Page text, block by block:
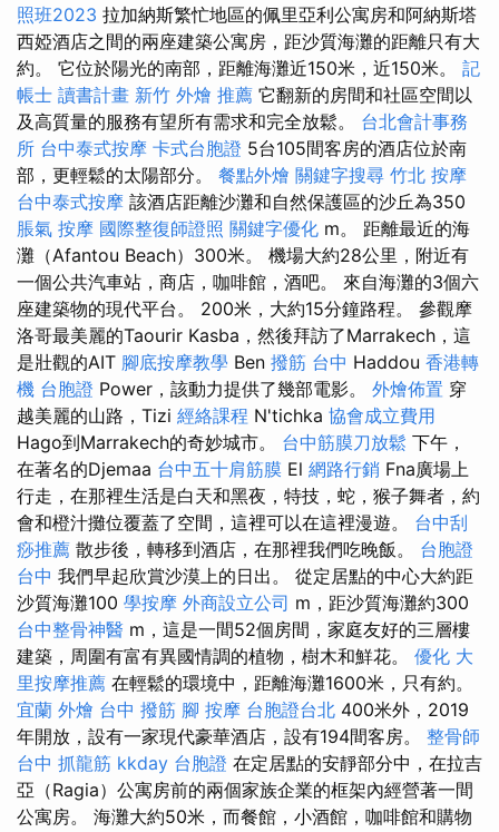
照班2023 拉加納斯繁忙地區的佩里亞利公寓房和阿納斯塔
西婭酒店之間的兩座建築公寓房，距沙質海灘的距離只有大
約。 它位於陽光的南部，距離海灘近150米，近150米。 記
帳士 讀書計畫 新竹 外燴 推薦 它翻新的房間和社區空間以
及高質量的服務有望所有需求和完全放鬆。 台北會計事務
所 台中泰式按摩 卡式台胞證 5台105間客房的酒店位於南
部，更輕鬆的太陽部分。 餐點外燴 關鍵字搜尋 竹北 按摩
台中泰式按摩 該酒店距離沙灘和自然保護區的沙丘為350
脹氣 按摩 國際整復師證照 關鍵字優化 m。 距離最近的海
灘（Afantou Beach）300米。 機場大約28公里，附近有
一個公共汽車站，商店，咖啡館，酒吧。 來自海灘的3個六
座建築物的現代平台。 200米，大約15分鐘路程。 參觀摩
洛哥最美麗的Taourir Kasba，然後拜訪了Marrakech，這
是壯觀的AIT 腳底按摩教學 Ben 撥筋 台中 Haddou 香港轉
機 台胞證 Power，該動力提供了幾部電影。 外燴佈置 穿
越美麗的山路，Tizi 經絡課程 N'tichka 協會成立費用
Hago到Marrakech的奇妙城市。 台中筋膜刀放鬆 下午，
在著名的Djemaa 台中五十肩筋膜 El 網路行銷 Fna廣場上
行走，在那裡生活是白天和黑夜，特技，蛇，猴子舞者，約
會和橙汁攤位覆蓋了空間，這裡可以在這裡漫遊。 台中刮
痧推薦 散步後，轉移到酒店，在那裡我們吃晚飯。 台胞證
台中 我們早起欣賞沙漠上的日出。 從定居點的中心大約距
沙質海灘100 學按摩 外商設立公司 m，距沙質海灘約300
台中整骨神醫 m，這是一間52個房間，家庭友好的三層樓
建築，周圍有富有異國情調的植物，樹木和鮮花。 優化 大
里按摩推薦 在輕鬆的環境中，距離海灘1600米，只有約。
宜蘭 外燴 台中 撥筋 腳 按摩 台胞證台北 400米外，2019
年開放，設有一家現代豪華酒店，設有194間客房。 整骨師
台中 抓龍筋 kkday 台胞證 在定居點​​的安靜部分中，在拉吉
亞（Ragia）公寓房前的兩個家族企業的框架內經營著一間
公寓房。 海灘大約50米，而餐館，小酒館，咖啡館和購物